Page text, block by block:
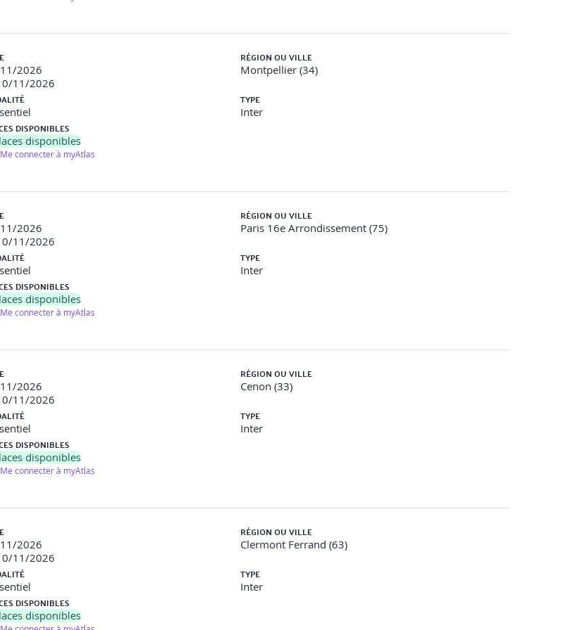
les problèmes d'accessibilité dans une page web. - Correction des problèmes d'accessibilité identifiés
et comment communiquer sur l'accessibilité en interne et en externe
supérieur sur l'importance de l'accessibilité.
fictif.
2026
11/2026
RÉGION OU VILLE
Montpellier (34)
TYPE
Inter
DISPONIBLES
disponibles
Me connecter à myAtlas
2026
11/2026
RÉGION OU VILLE
Paris 16e Arrondissement (75)
TYPE
Inter
DISPONIBLES
disponibles
Me connecter à myAtlas
2026
11/2026
RÉGION OU VILLE
Cenon (33)
TYPE
Inter
DISPONIBLES
disponibles
Me connecter à myAtlas
2026
11/2026
RÉGION OU VILLE
Clermont Ferrand (63)
TYPE
Inter
DISPONIBLES
disponibles